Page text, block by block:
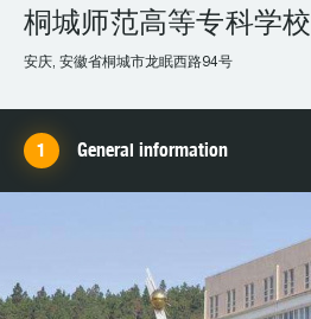
桐城师范高等专科学校
安庆, 安徽省桐城市龙眠西路94号
General information